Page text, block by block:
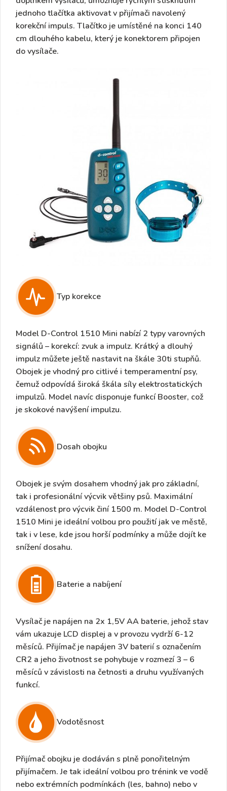
jednoho tlačítka aktivovat v přijímači navolený
korekční impuls. Tlačítko je umístěné na konci 140
cm dlouhého kabelu, který je konektorem připojen
do vysílače.
Typ korekce
Model D-Control 1510 Mini nabízí2 typy varovných
signálů – korekcí: zvuk a impulz. Krátký a dlouhý
impulz můžete ještě nastavitna škále 30ti stupňů.
Obojek je vhodný pro citlivé i temperamentní psy,
čemuž odpovídá široká škála síly elektrostatických
impulzů. Model navíc disponujefunkcí Booster, což
je skokové navýšení impulzu.
Dosah obojku
Obojek je svým dosahem vhodný jak pro základní,
tak i profesionální výcvik většiny psů. Maximální
vzdálenost pro výcvik činí 1500 m. Model D-Control
1510 Mini je ideální volbou pro použití jak ve městě,
tak i v lese, kde jsou horší podmínky a může dojít ke
snížení dosahu.
Baterie a nabíjení
Vysílač je napájen na 2x 1,5V AA baterie, jehož stav
vám ukazuje LCD displej a v provozu vydrží6-12
měsíců. Přijímač je napájen 3V baterií s označením
CR2 a jehoživotnostse pohybuje v rozmezí 3 – 6
měsíců v závislosti na četnosti a druhu využívaných
funkcí.
Vodotěsnost
Přijímač obojku je dodáván s plně ponořitelným
přijímačem. Je tak ideální volbou pro trénink ve vodě
nebo extrémních podmínkách (les, bahno) nebo v